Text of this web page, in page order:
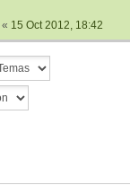
« 15 Oct 2012, 18:42